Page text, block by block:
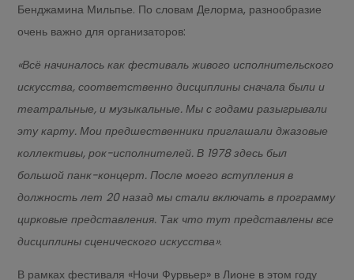
Бенджамина Мильпье. По словам Делорма, разнообразие
очень важно для организаторов:
«Всё начиналось как фестиваль живого исполнительского
искусства, соответственно дисциплины сначала были и
театральные, и музыкальные. Мы с годами разыгрывали
эту карту. Мои предшественники приглашали джазовые
коллективы, рок-исполнителей. В 1978 здесь был
большой панк-концерт. После моего вступления в
должность лет 20 назад мы стали включать в программу
цирковые представления. Так что тут представлены все
дисциплины сценического искусства».
В рамках фестиваля «Ночи Фурвьер» в Лионе в этом году